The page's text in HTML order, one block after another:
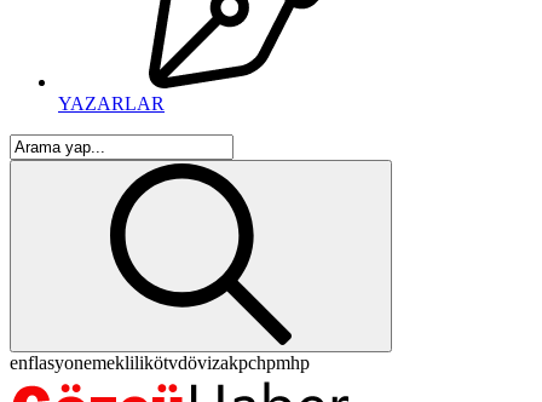
YAZARLAR
enflasyonemeklilikötvdövizakpchpmhp